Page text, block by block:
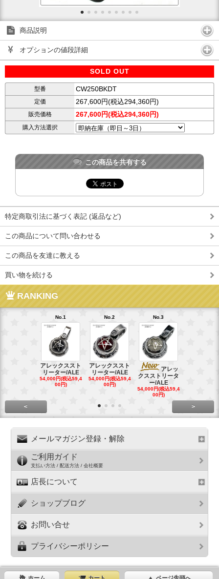
商品説明
オプションの値段詳細
SOLD OUT
型番 CW250BKDT
定価 267,600円(税込294,360円)
販売価格 267,600円(税込294,360円)
購入方法選択
この商品を共有する
特定商取引法に基づく表記 (返品など)
この商品について問い合わせる
この商品を友達に教える
買い物を続ける
RANKING
No.1
アレックススト
リーター/ALE
54,000円(税込59,4
00円)
No.2
アレックススト
リーター/ALE
54,000円(税込59,4
00円)
No.3
アレッ
クスストリータ
ー/ALE
54,000円(税込59,4
00円)
< >
メールマガジン登録・解除
ご利用ガイド
支払い方法 / 配送方法 / 会社概要
店長について
ショップブログ
お問い合せ
プライバシーポリシー